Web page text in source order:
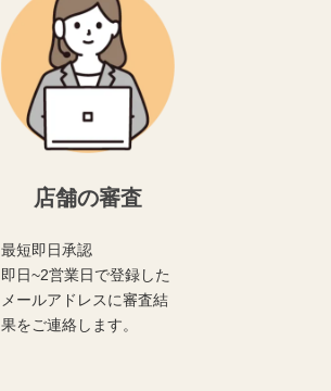
店舗の審査
最短即日承認
即日~2営業日で登録した
メールアドレスに審査結
果をご連絡します。